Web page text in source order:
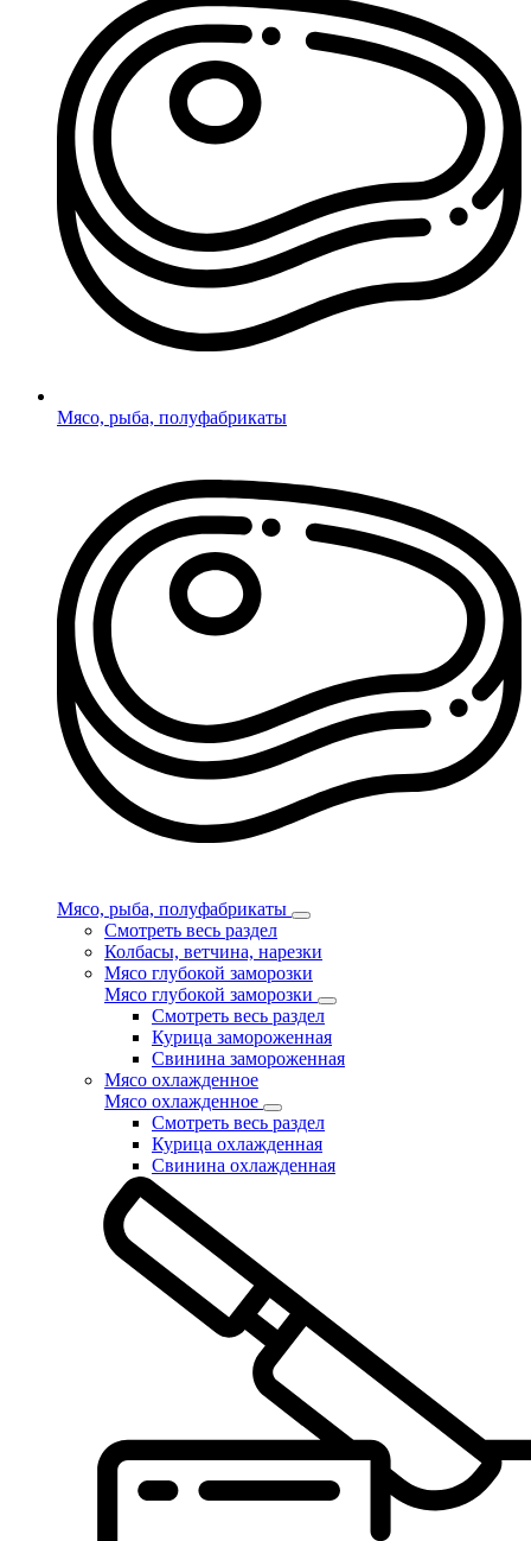
Мясо, рыба, полуфабрикаты
Мясо, рыба, полуфабрикаты
Смотреть весь раздел
Колбасы, ветчина, нарезки
Мясо глубокой заморозки
Мясо глубокой заморозки
Смотреть весь раздел
Курица замороженная
Свинина замороженная
Мясо охлажденное
Мясо охлажденное
Смотреть весь раздел
Курица охлажденная
Свинина охлажденная